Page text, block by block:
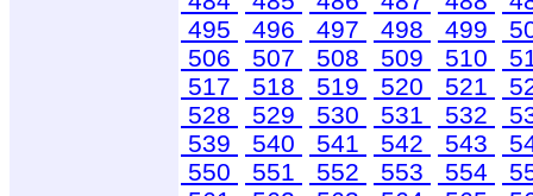
495
496 497 498 499
506
507 508 509 510
517
518 519 520 521
528
529 530 531 532
539
540 541 542 543
550
551 552 553 554